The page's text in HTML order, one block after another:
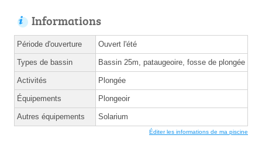
Informations
Période d'ouverture Ouvert l'été
Types de bassin Bassin 25m, pataugeoire, fosse de plongée
Activités Plongée
Équipements Plongeoir
Autres équipements Solarium
Éditer les informations de ma piscine